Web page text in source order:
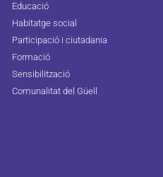
Educació
Habitatge social
Participació i ciutadania
Formació
Sensibilització
Comunalitat del Güell